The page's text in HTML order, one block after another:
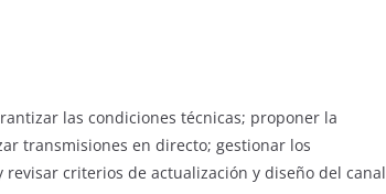
las condiciones técnicas; proponer la
transmisiones en directo; gestionar los
criterios de actualización y diseño del canal